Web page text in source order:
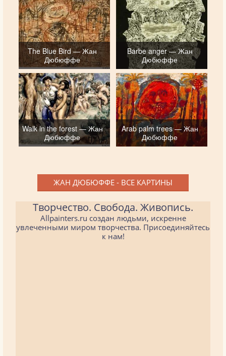
The Blue Bird — Жан
Дюбюффе
Barbe anger — Жан
Дюбюффе
Walk in the forest — Жан
Дюбюффе
Arab palm trees — Жан
Дюбюффе
ЖАН ДЮБЮФФЕ - ВСЕ КАРТИНЫ
Творчество. Свобода. Живопись.
Allpainters.ru создан людьми, искренне
увлеченными миром творчества. Присоединяйтесь
к нам!